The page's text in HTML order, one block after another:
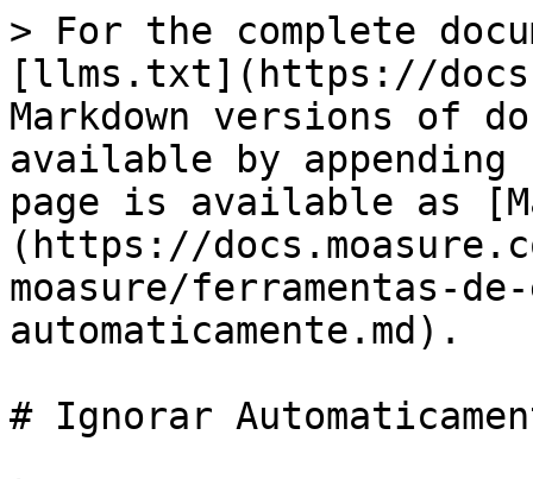
> For the complete
[llms.txt](https://
Markdown versions of
available by
page is available as
(https://
moasure/ferramentas-
automaticamente.md).
# Ignorar